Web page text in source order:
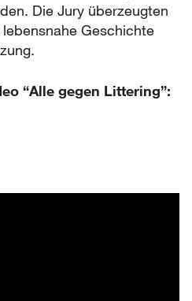
Die Jury überzeugten
Geschichte
“Alle gegen Littering”: